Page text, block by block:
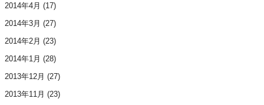
2014年4月 (17)
2014年3月 (27)
2014年2月 (23)
2014年1月 (28)
2013年12月 (27)
2013年11月 (23)